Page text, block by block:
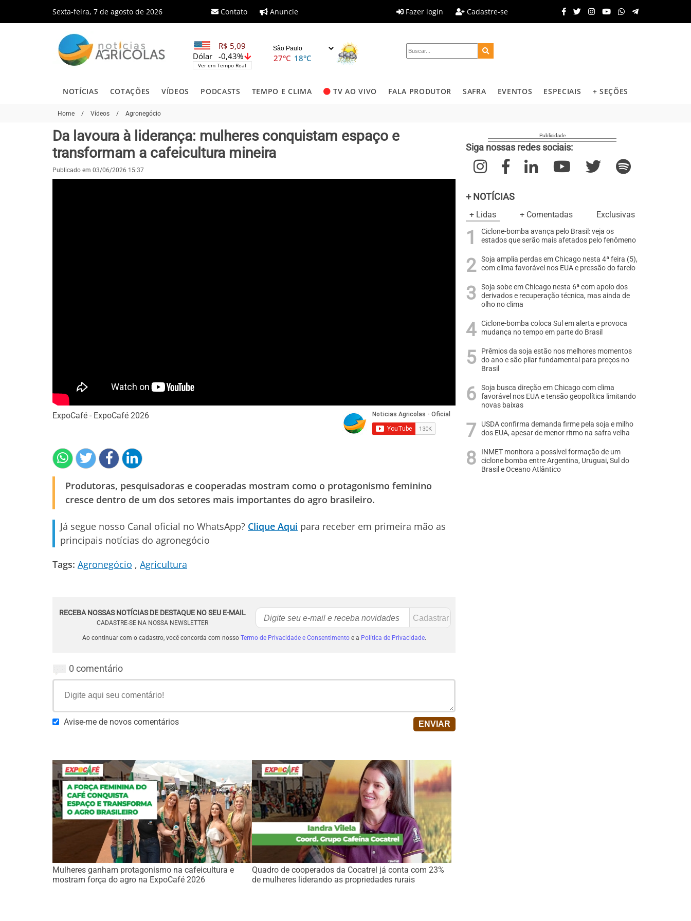
Sexta-feira, 7 de agosto de 2026 Contato Anuncie Fazer login Cadastre-se
R$ 5,09
-0,43%
Dólar
Ver em Tempo Real
27°C 18°C
NOTÍCIAS COTAÇÕES VÍDEOS PODCASTS TEMPO E CLIMA TV AO VIVO FALA PRODUTOR SAFRA EVENTOS ESPECIAIS + SEÇÕES
Home / Vídeos / Agronegócio
Da lavoura à liderança: mulheres conquistam espaço e
transformam a cafeicultura mineira
Publicado em 03/06/2026 15:37
ExpoCafé - ExpoCafé 2026
Produtoras, pesquisadoras e cooperadas mostram como o protagonismo feminino
cresce dentro de um dos setores mais importantes do agro brasileiro.
Já segue nosso Canal oficial no WhatsApp? Clique Aqui para receber em primeira mão as
principais notícias do agronegócio
Tags: Agronegócio Agricultura
RECEBA NOSSAS NOTÍCIAS DE DESTAQUE NO SEU E-MAIL
CADASTRE-SE NA NOSSA NEWSLETTER
Ao continuar com o cadastro, você concorda com nosso Termo de Privacidade e Consentimentoe a Política de Privacidade.
0 comentário
Avise-me de novos comentários
Mulheres ganham protagonismo na cafeicultura e
mostram força do agro na ExpoCafé 2026
Quadro de cooperados da Cocatrel já conta com 23%
de mulheres liderando as propriedades rurais
Siga nossas redes sociais:
+ NOTÍCIAS
+ Lidas + Comentadas Exclusivas
Ciclone-bomba avança pelo Brasil: veja os
estados que serão mais afetados pelo fenômeno
Soja amplia perdas em Chicago nesta 4ª feira (5),
com clima favorável nos EUA e pressão do farelo
Soja sobe em Chicago nesta 6ª com apoio dos
derivados e recuperação técnica, mas ainda de
olho no clima
Ciclone-bomba coloca Sul em alerta e provoca
mudança no tempo em parte do Brasil
Prêmios da soja estão nos melhores momentos
do ano e são pilar fundamental para preços no
Brasil
Soja busca direção em Chicago com clima
favorável nos EUA e tensão geopolítica limitando
novas baixas
USDA confirma demanda firme pela soja e milho
dos EUA, apesar de menor ritmo na safra velha
INMET monitora a possível formação de um
ciclone bomba entre Argentina, Uruguai, Sul do
Brasil e Oceano Atlântico